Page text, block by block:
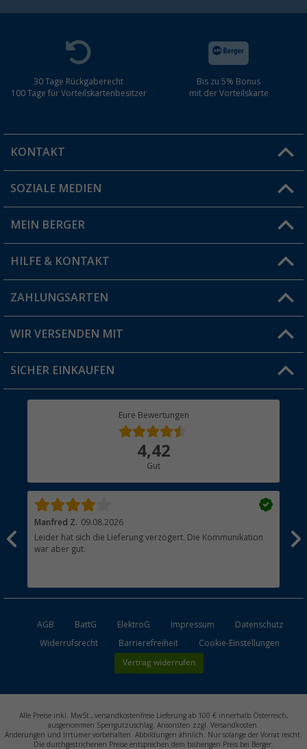
30 Tage Rückgaberecht
100 Tage für Vorteilskartenbesitzer
Bis zu 5% Bonus
mit der Vorteilskarte
KONTAKT
Du hast eine Frage?
Filiale finden
SOZIALE MEDIEN
MEIN BERGER
Vorteilskarte
Blog
Jobs & Karriere
HILFE & KONTAKT
FAQ & Kontakt
Versandinformationen
Rücksendung
ZAHLUNGSARTEN
WIR VERSENDEN MIT
SICHER EINKAUFEN
Eure Bewertungen
4,42
Gut
Manfred Z. 09.08.2026
Leider hat sich die Lieferung verzögert. Die Kommunikation
war aber gut.
AGB BattG ElektroG Impressum
Datenschutz
Widerrufsrecht
Barrierefreiheit Cookie-Einstellungen
Vertrag widerrufen
Alle Preise inkl. MwSt., versandkostenfreie Lieferung ab 100 € innerhalb Österreich,
ausgenommen Sperrgutzuschlag. Ansonsten zzgl. Versandkosten.
Änderungen und Irrtümer vorbehalten. Abbildungen ähnlich. Nur solange der Vorrat reicht.
Die durchgestrichenen Preise entsprechen dem bisherigen Preis bei Berger.